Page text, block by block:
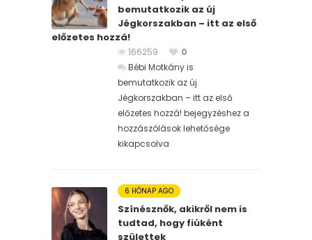
bemutatkozik az új
Jégkorszakban – itt az első
előzetes hozzá!
166259
0
Bébi Motkány is
bemutatkozik az új
Jégkorszakban – itt az első
előzetes hozzá! bejegyzéshez a
hozzászólások lehetősége
kikapcsolva
6 HÓNAP AGO
Színésznők, akikről nem is
tudtad, hogy fiúként
születtek